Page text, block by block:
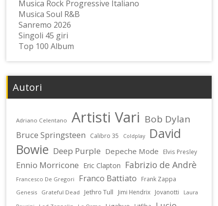
Musica Rock Progressive Italiano
Musica Soul R&B
Sanremo 2026
Singoli 45 giri
Top 100 Album
Autori
Adriano Celentano Artisti Vari Bob Dylan
Bruce Springsteen Calibro 35 Coldplay
David
Bowie Deep Purple Depeche Mode Elvis Presley
Ennio Morricone Eric Clapton Fabrizio de Andrè
Francesco De Gregori Franco Battiato Frank Zappa
Genesis Grateful Dead Jethro Tull Jimi Hendrix Jovanotti
Laura